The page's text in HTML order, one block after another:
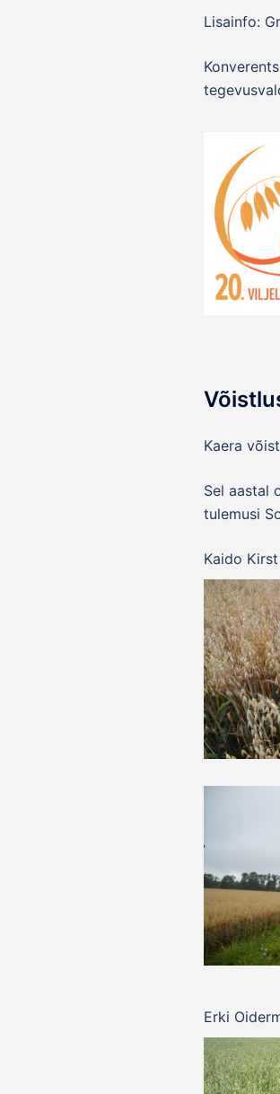
Lisainfo:
Kaera
Sel aastal
tulemusi
Kaido Kirst
Erki